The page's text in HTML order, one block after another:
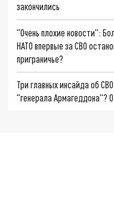
закончились
"Очень плохие новости":
НАТО впервые за СВО
приграничье?
Три главных инсайда об
"генерала Армагеддона"?